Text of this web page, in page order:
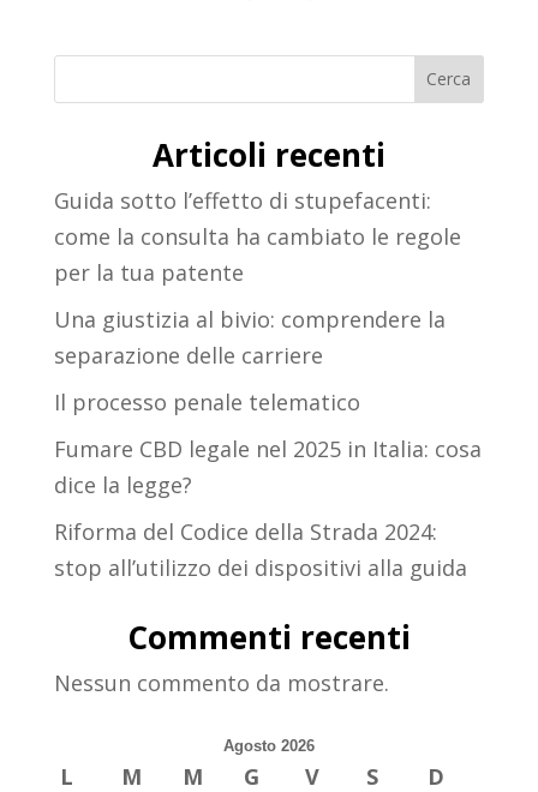
Cerca
Articoli recenti
Guida sotto l’effetto di stupefacenti:
come la consulta ha cambiato le regole
per la tua patente
Una giustizia al bivio: comprendere la
separazione delle carriere
Il processo penale telematico
Fumare CBD legale nel 2025 in Italia: cosa
dice la legge?
Riforma del Codice della Strada 2024:
stop all’utilizzo dei dispositivi alla guida
Commenti recenti
Nessun commento da mostrare.
Agosto 2026
L M M G V S
D